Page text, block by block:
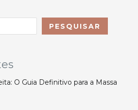
PESQUISAR
O Guia Definitivo para a Massa